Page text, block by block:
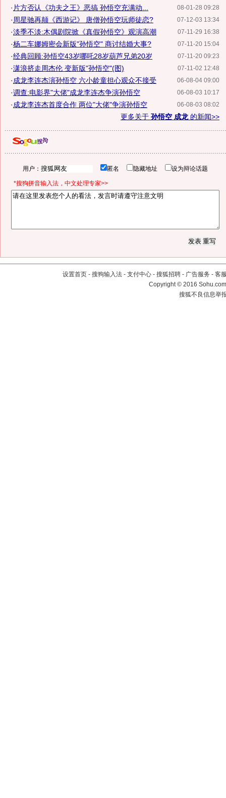
08-01-28 09:28
· 片方否认《功夫之王》恶搞 孙悟空充满动...
07-12-03 13:34
· 周星驰再颠《西游记》 唐僧孙悟空玩师徒恋?
07-11-29 16:38
·淡季不淡:木偶剧院掀《真假孙悟空》观演高潮
07-11-20 15:04
·杨二车娜姆密会新版"孙悟空" 商讨结婚大事?
07-11-20 09:23
·经典回顾:孙悟空43岁哪吒28岁葫芦兄弟20岁
07-11-02 12:48
·潇浪挤走周杰伦 变新版"孙悟空"(图)
06-08-04 09:00
·成龙李连杰演孙悟空 六小龄童担心观众不接受
06-08-03 10:17
·调查:电影界"大佬"成龙李连杰争演孙悟空
06-08-03 08:02
·成龙李连杰首度合作 两位"大佬"争演孙悟空
更多关于 孙悟空 成龙 的新闻>>
用户： 匿名 隐藏地址 设为辩论话题
*搜狗拼音输入法，中文处理专家>>
设置首页 - 搜狗输入法 - 支付中心 - 搜狐招聘 - 广告服务 - 客
Copyright©2016
搜狐不良信息举